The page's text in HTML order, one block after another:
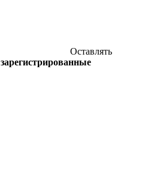
Оставлять
зарегистрированные